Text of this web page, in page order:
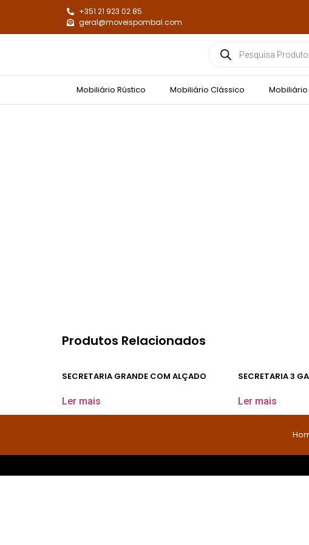
+351 21 923 02 85
geral@moveispombal.com
Mobiliário Rústico Mobiliário Clássico
Produtos Relacionados
SECRETARIA GRANDE COM ALÇADO
Ler mais
SECRETARIA 3
Ler mais